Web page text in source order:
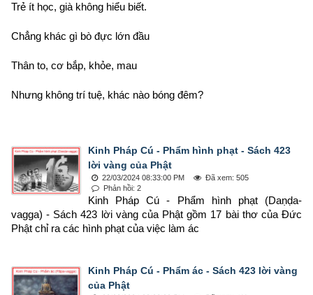
Trẻ ít học, già không hiểu biết.
Chẳng khác gì bò đực lớn đầu
Thân to, cơ bắp, khỏe, mau
Nhưng không trí tuệ, khác nào bóng đêm?
Kinh Pháp Cú - Phẩm hình phạt - Sách 423
lời vàng của Phật
22/03/2024 08:33:00 PM
Đã xem: 505
Phản hồi: 2
Kinh Pháp Cú - Phẩm hình phạt (Daṇḍa-
vagga) - Sách 423 lời vàng của Phật gồm 17 bài thơ của Đức
Phật chỉ ra các hình phạt của việc làm ác
Kinh Pháp Cú - Phẩm ác - Sách 423 lời vàng
của Phật